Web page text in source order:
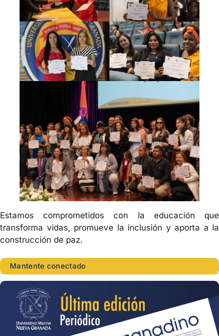
Estamos comprometidos con la educación que
transforma vidas, promueve la inclusión y aporta a la
construcción de paz.
Mantente conectado